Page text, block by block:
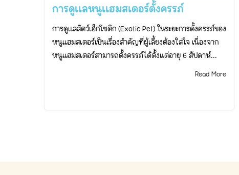
การดูเเลหนูเเฮมสเตอร์ตั้งครรภ์
การดูแลสัตว์เอ็กโซติก (Exotic Pet) ในระยะการตั้งครรภ์ของ
หนูแฮมสเตอร์เป็นเรื่องสำคัญที่ผู้เลี้ยงต้องใส่ใจ เนื่องจาก
หนูแฮมสเตอร์สามารถตั้งครรภ์ได้ตั้งแต่อายุ 6 สัปดาห์...
Read More